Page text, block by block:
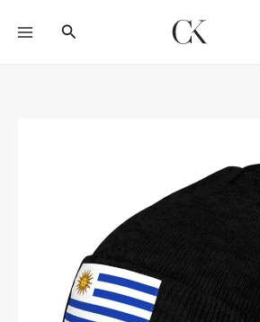
Search